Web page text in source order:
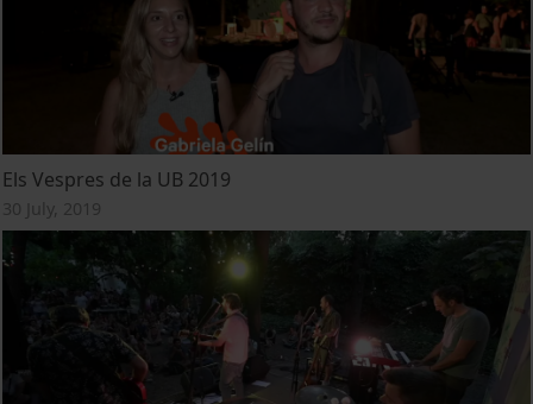
Els Vespres de la UB 2019
30 July, 2019